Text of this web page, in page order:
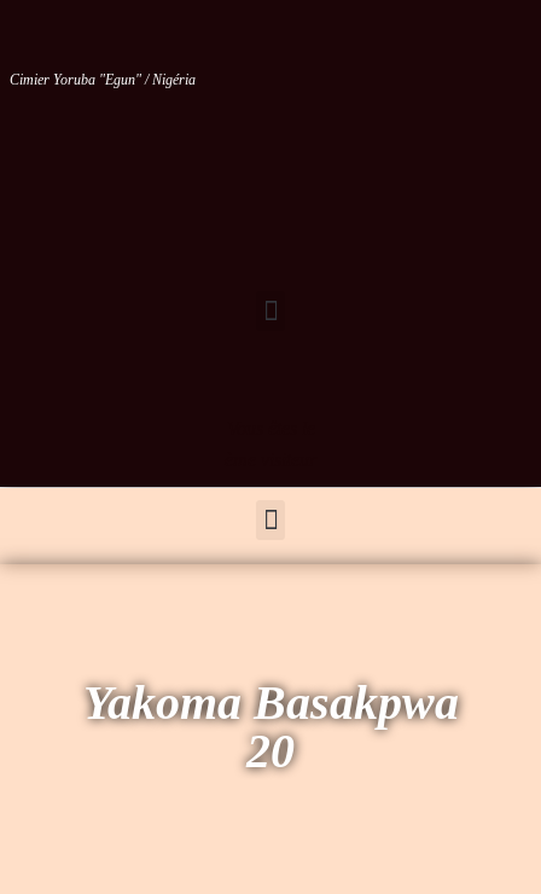
Cimier Yoruba "Egun" / Nigéria
Yakoma Basakpwa
20